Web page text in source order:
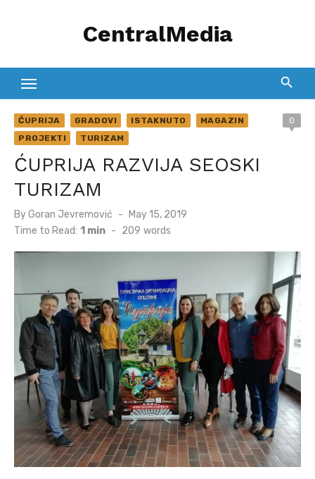
CentralMedia
ĆUPRIJA GRADOVI ISTAKNUTO
MAGAZIN
PROJEKTI
TURIZAM
0
ĆUPRIJA RAZVIJA SEOSKI
TURIZAM
ByGoran Jevremović
Posted
on
May 15, 2019
Time to Read: 1 min - 209 words